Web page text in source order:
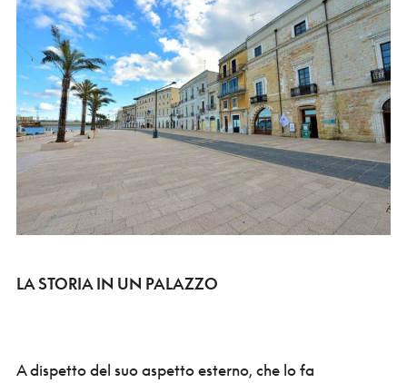
LA STORIA IN UN PALAZZO
A dispetto del suo aspetto esterno, che lo fa